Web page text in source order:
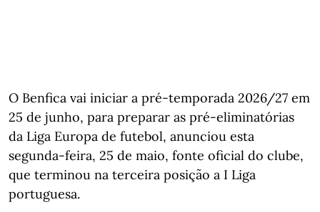
O Benfica vai iniciar a pré-temporada 2026/27 em
25 de junho, para preparar as pré-eliminatórias
da Liga Europa de futebol, anunciou esta
segunda-feira, 25 de maio, fonte oficial do clube,
que terminou na terceira posição a I Liga
portuguesa.